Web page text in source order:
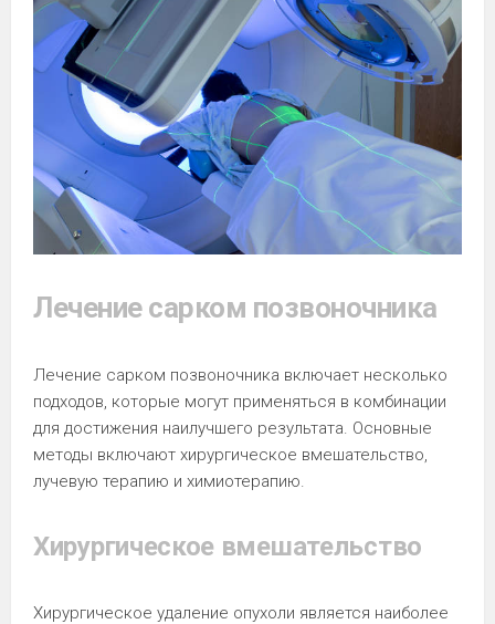
Лечение сарком позвоночника
Лечение сарком позвоночника включает несколько
подходов, которые могут применяться в комбинации
для достижения наилучшего результата. Основные
методы включают хирургическое вмешательство,
лучевую терапию и химиотерапию.
Хирургическое вмешательство
Хирургическое удаление опухоли является наиболее